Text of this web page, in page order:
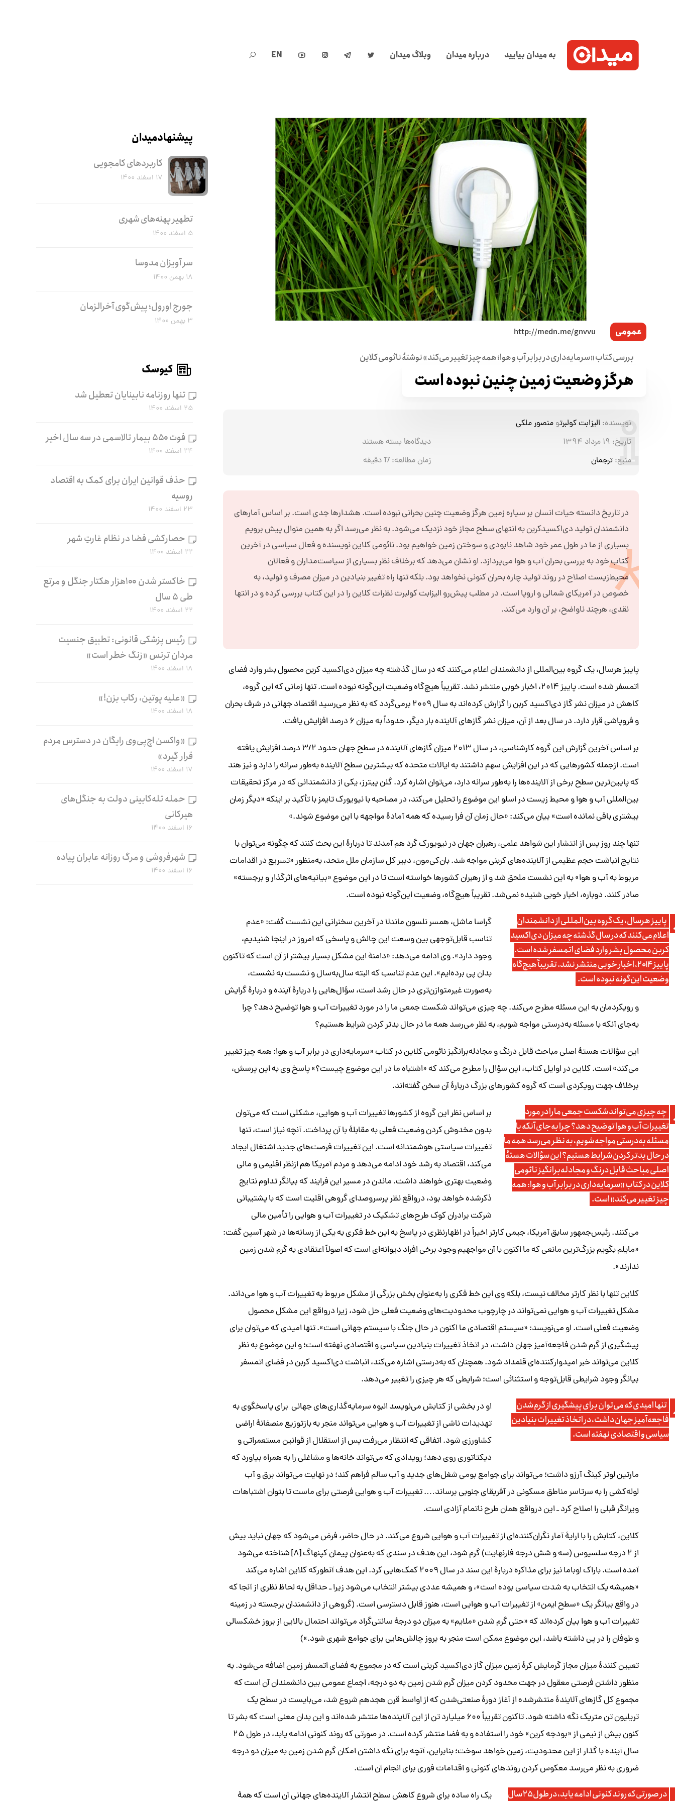
به میدان بیایید درباره میدان وبلاگ میدان 



EN

عمومی
بررسی کتاب «سرمایه‌داری در برابر آب و هوا؛ همه‌چیز تغییر می‌کند» نوشتۀ نائومی کلاین
هرگز وضعیت زمین چنین نبوده است
نویسنده: الیزابت کولبرتو منصور ملکی
تاریخ: ۱۹ مرداد ۱۳۹۴ دیدگاه‌ها برای
هرگز
نبوده
است
بسته هستند
منبع: ترجمان زمان مطالعه: 17دقیقه
در تاریخ دانسته حیات انسان بر سیاره زمین هرگز وضعیت چنین بحرانی نبوده است. هشدارها جدی‌ است. بر اساس آمارهای
دانشمندان تولید دی‌اکسیدکربن به انتهای سطح مجاز خود نزدیک می‌شود. به نظر می‌رسد اگر به همین منوال پیش برویم
بسیاری از ما در طول عمر خود شاهد نابودی و سوختن زمین خواهیم بود. نائومی کلاین نویسنده و فعال سیاسی در آخرین
کتاب خود به بررسی بحران آب و هوا می‌پردازد. او نشان می‌دهد که برخلاف نظر بسیاری از سیاست‌مداران و فعالان
محیط‌زیست اصلاح در روند تولید چاره بحران کنونی نخواهد بود. بلکه تنها راه تغییر بنیادین در میزان مصرف و تولید، به
خصوص در آمریکای شمالی و اروپا است. در مطلب پیش‌رو الیزابت کولبرت نظرات کلاین را در این کتاب بررسی کرده و در انتها
نقدی، هرچند ناواضح، بر آن وارد می‌کند.
پاییز هرسال، یک گروه بین‌المللی از دانشمندان اعلام می‌کنند که در سال گذشته چه میزان دی‌اکسید کربن محصول بشر وارد فضای
اتمسفر شده است. پاییز ۲۰۱۴، اخبار خوبی منتشر نشد. تقریباً هیچ‌گاه وضعیت این‌گونه نبوده است. تنها زمانی که این گروه،
کاهش در میزان نشر گاز دی‌اکسید کربن را گزارش کرده‌اند به سال ۲۰۰۹ برمی‌گردد که به نظر می‌رسید اقتصاد جهانی در شرف بحران
و فروپاشی قرار دارد. در سال بعد از آن، میزان نشر گازهای آلاینده بار دیگر، حدوداً به میزان ۶ درصد افزایش یافت.
بر اساس آخرین گزارش این گروه کارشناسی، در سال ۲۰۱۳ میزان گازهای آلاینده در سطح جهان حدود ۳/۲ درصد افزایش یافته
است. ازجمله کشورهایی که در این افزایش سهم داشتند به ایالات متحده که بیشترین سطح آلاینده به‌طور سرانه را دارد و نیز هند
که پایین‌ترین سطح برخی از آلاینده‌ها را به‌طور سرانه دارد، می‌توان اشاره کرد. گلن پیترز، یکی از دانشمندانی که در مرکز تحقیقات
بین‌المللی آب و هوا و محیط زیست در اسلو این موضوع را تحلیل می‌کند، در مصاحبه با نیویورک تایمز با تأکید بر اینکه «دیگر زمان
بیشتری باقی نمانده است» بیان می‌کند: «حال زمان آن فرا رسیده که همه آمادۀ مواجهه با این موضوع شوند.»
تنها چند روز پس از انتشار این شواهد علمی، رهبران جهان در نیویورک گرد هم آمدند تا دربارۀ این بحث کنند که چگونه می‌توان با
نتایج انباشت حجم عظیمی از آلاینده‌های کربنی مواجه شد. بان‌کی‌مون، دبیر کل سازمان ملل متحد، به‌منظور «تسریع در اقدامات
مربوط به آب و هوا» به این نشست ملحق شد و از رهبران کشورها خواسته است تا در این موضوع «بیانیه‌های اثرگذار و برجسته»
صادر کنند. دوباره، اخبار خوبی شنیده نمی‌شد. تقریباً هیچ‌گاه، وضعیت این‌گونه نبوده است.
پاییز هرسال، یک گروه بین‌المللی از دانشمندان
اعلام می‌کنند که در سال گذشته چه میزان دی‌اکسید
کربن محصول بشر وارد فضای اتمسفر شده است.
پاییز ۲۰۱۴، اخبار خوبی منتشر نشد. تقریباً هیچ‌گاه
وضعیت این‌گونه نبوده است.
گراسا ماشل، همسر نلسون ماندلا در آخرین سخنرانی این نشست گفت: «عدم
تناسب قابل‌توجهی بین وسعت این چالش و پاسخی که امروز در اینجا شنیدیم،
وجود دارد». وی ادامه می‌دهد: «دامنۀ این مشکل بسیار بیشتر از آن است که تاکنون
بدان پی برده‌ایم». این عدم تناسب که البته سال‌به‌سال و نشست به نشست،
به‌صورت غیرمتوازن‌تری در حال رشد است، سؤال‌هایی را دربارۀ آینده و دربارۀ گرایش
و رویکردمان به این مسئله مطرح می‌کند. چه چیزی می‌تواند شکست جمعی ما را در مورد تغییرات آب و هوا توضیح دهد؟ چرا
به‌جای آنکه با مسئله به‌درستی مواجه شویم، به نظر می‌رسد همه ما در حال بدتر کردن شرایط هستیم؟
این سؤالات هستۀ اصلی مباحث قابل درنگ و مجادله‌برانگیز نائومی کلاین در کتاب «سرمایه‌داری در برابر آب و هوا: همه چیز تغییر
می‌کند» است. کلاین در اوایل کتاب، این سؤال را مطرح می‌کند که «اشتباه ما در این موضوع چیست؟» پاسخ وی به این پرسش،
برخلاف جهت رویکردی است که گروه کشورهای بزرگ دربارۀ آن سخن گفته‌اند.
چه چیزی می‌تواند شکست جمعی ما را در مورد
تغییرات آب و هوا توضیح دهد؟ چرا به‌جای آنکه با
مسئله به‌درستی مواجه شویم، به نظر می‌رسد همه ما
در حال بدتر کردن شرایط هستیم؟ این سؤالات هستۀ
اصلی مباحث قابل درنگ و مجادله‌برانگیز نائومی
کلاین در کتاب «سرمایه‌داری در برابر آب و هوا: همه
چیز تغییر می‌کند» است.
بر اساس نظر این گروه از کشورها تغییرات آب و هوایی، مشکلی است که می‌توان
بدون مخدوش کردن وضعیت فعلی به مقابلۀ با آن پرداخت. آنچه نیاز است، تنها
تغییرات سیاستی هوشمندانه است. این تغییرات فرصت‌های جدید اشتغال ایجاد
می‌کند، اقتصاد به رشد خود ادامه می‌دهد و مردم آمریکا هم ازنظر اقلیمی و مالی
وضعیت بهتری خواهند داشت. ماندن در مسیر این فرایند که بیانگر تداوم نتایج
ذکرشده خواهد بود، درواقع نظر پرسروصدای گروهی اقلیت است که با پشتیبانی
شرکت برادران کوک طرح‌های تشکیک در تغییرات آب و هوایی را تأمین مالی
می‌کنند. رئیس‌جمهور سابق آمریکا، جیمی کارتر اخیراً در اظهارنظری در پاسخ به این خط فکری به یکی از رسانه‌ها در شهر آسپن گفت:
«مایلم بگویم بزرگ‌ترین مانعی که ما اکنون با آن مواجهیم وجود برخی افراد دیوانه‌ای است که اصولاً اعتقادی به گرم شدن زمین
ندارند».
کلاین تنها با نظر کارتر مخالف نیست، بلکه وی این خط فکری را به‌عنوان بخش بزرگی از مشکل مربوط به تغییرات آب و هوا می‌داند.
مشکل تغییرات آب و هوایی نمی‌تواند در چارچوب محدودیت‌های وضعیت فعلی حل شود، زیرا درواقع این مشکل محصول
وضعیت فعلی است. او می‌نویسد: «سیستم اقتصادی ما اکنون در حال جنگ با سیستم جهانی است». تنها امیدی که می‌توان برای
پیشگیری از گرم شدن فاجعه‌آمیز جهان داشت، در اتخاذ تغییرات بنیادین سیاسی و اقتصادی نهفته است؛ و این موضوع به نظر
کلاین می‌تواند خبر امیدوارکننده‌ای قلمداد شود. همچنان که به‌درستی اشاره می‌کند، انباشت دی‌اکسید کربن در فضای اتمسفر
بیانگر وجود شرایطی قابل‌توجه و استثنائی است؛ شرایطی که هر چیزی را تغییر می‌دهد.
تنها امیدی که می‌توان برای پیشگیری از گرم شدن
فاجعه‌آمیز جهان داشت، در اتخاذ تغییرات بنیادین
سیاسی و اقتصادی نهفته است.
او در بخشی از کتابش می‌نویسد انبوه سرمایه‌گذاری‌های جهانی برای پاسخگوی به
تهدیدات ناشی از تغییرات آب و هوایی می‌تواند منجر به بازتوزیع منصفانۀ اراضی
کشاورزی شود. اتفاقی که انتظار می‌رفت پس از استقلال از قوانین مستعمراتی و
دیکتاتوری روی دهد؛ رویدادی که می‌تواند خانه‌ها و مشاغلی را به همراه بیاورد که
مارتین لوتر کینگ آرزو داشت؛ می‌تواند برای جوامع بومی شغل‌های جدید و آب سالم فراهم کند؛ در نهایت می‌تواند برق و آب
لوله‌کشی را به سرتاسر مناطق مسکونی در آفریقای جنوبی برساند…. تغییرات آب و هوایی فرصتی برای ماست تا بتوان اشتباهات
ویرانگر قبلی را اصلاح کرد ـ این درواقع همان طرح ناتمام آزادی است.
کلاین، کتابش را با ارایۀ آمار نگران‌کننده‌ای از تغییرات آب و هوایی شروع می‌کند. در حال حاضر، فرض می‌شود که جهان نباید بیش
از ۲ درجه سلسیوس (سه و شش درجه فارنهایت) گرم شود، این هدف در سندی که به‌عنوان پیمان کپنهاگ [۸] شناخته می‌شود
آمده است. باراک اوباما نیز برای مذاکره دربارۀ این سند در سال ۲۰۰۹ کمک‌هایی کرد. این هدف آنطورکه کلاین اشاره می‌کند
«همیشه یک انتخاب به شدت سیاسی بوده است»، و همیشه عددی بیشتر انتخاب می‌شود زیرا ـ حداقل به لحاظ نظری از آنجا که
در واقع بیانگر یک «سطح ایمن» از تغییرات آب و هوایی است، هنوز قابل دسترسی است. (گروهی از دانشمندان برجسته در زمینه
تغییرات آب و هوا بیان کرده‌اند که «حتی گرم شدن «ملایم» به میزان دو درجۀ سانتی‌گراد می‌تواند احتمال بالایی از بروز خشکسالی
و طوفان را در پی داشته باشد، این موضوع ممکن است منجر به بروز چالش‌هایی برای جوامع شهری شود.»)
تعیین کنندۀ میزان مجاز گرمایش کرۀ زمین میزان گاز دی‌اکسید کربنی است که در مجموع به فضای اتمسفر زمین اضافه می‌شود. به
منظور داشتن فرصتی معقول در جهت محدود کردن میزان گرم شدن زمین به دو درجه، اجماع عمومی بین دانشمندان آن است که
مجموع کل گازهای آلایندۀ منتشرشده از آغاز دورۀ صنعتی‌شدن که از اواسط قرن هجدهم شروع شد، می‌بایست در سطح یک
تریلیون تن متریک نگه داشته شود. تاکنون تقریباً ۶۰۰ میلیارد تن از این آلاینده‌ها منتشر شده‌اند و این بدان معنی است که بشر تا
کنون بیش از نیمی از «بودجه کربن» خود را استفاده و به فضا منتشر کرده است. در صورتی که روند کنونی ادامه یابد، در طول ۲۵
سال آینده با گذار از این محدودیت، زمین خواهد سوخت؛ بنابراین، آنچه برای نگه داشتن امکان گرم شدن زمین به میزان دو درجه
ضروری به نظر می‌رسد معکوس کردن روندهای کنونی و اقدامات فوری برای انجام آن است.
در صورتی که روند کنونی ادامه یابد، در طول ۲۵ سال یک راه ساده برای شروع کاهش سطح انتشار آلاینده‌های جهانی آن است که همۀ
پیشنهاد میدان
کاربرد‌های کامجویی
۱۷ اسفند ۱۴۰۰
تطهیر پهنه‌های شهری
۵ اسفند ۱۴۰۰
سر آویزان مدوسا
۱۸ بهمن ۱۴۰۰
جورج اورول؛ پیش‌گوی آخرالزمان
۳ بهمن ۱۴۰۰
کیوسک
تنها روزنامه نابینایان تعطیل شد
۲۵ اسفند ۱۴۰۰
فوت ۵۵۰ بیمار تالاسمی در سه سال اخیر
۲۴ اسفند ۱۴۰۰
حذف قوانین ایران برای کمک به اقتصاد
روسیه
۲۳ اسفند ۱۴۰۰
حصارکشی فضا در نظام غارتِ شهر
۲۲ اسفند ۱۴۰۰
خاکستر شدن ۱۰۰هزار هکتار جنگل و مرتع
طی ۵ سال
۲۲ اسفند ۱۴۰۰
رئیس پزشکی قانونی: تطبیق جنسیت
مردان ترنس «زنگ خطر است»
۱۸ اسفند ۱۴۰۰
«علیه پوتین، رکاب بزن!»
۱۸ اسفند ۱۴۰۰
«واکسن اچ‌پی‌وی رایگان در دسترس مردم
قرار گیرد»
۱۷ اسفند ۱۴۰۰
حمله تله‌کابینی دولت به جنگل‌های
هیرکانی
۱۶ اسفند ۱۴۰۰
شهرفروشی و مرگ روزانه عابران پیاده
۱۶ اسفند ۱۴۰۰